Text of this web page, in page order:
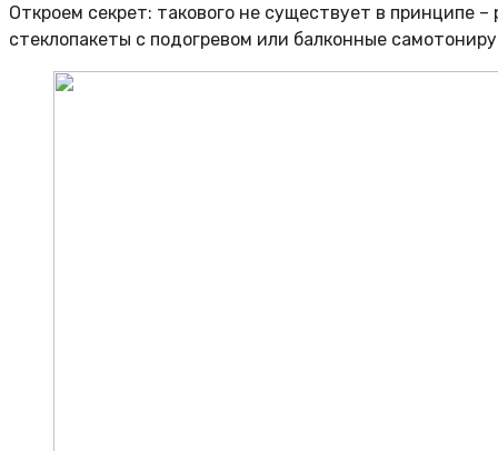
Откроем секрет: такового не существует в принципе
стеклопакеты с подогревом или балконные